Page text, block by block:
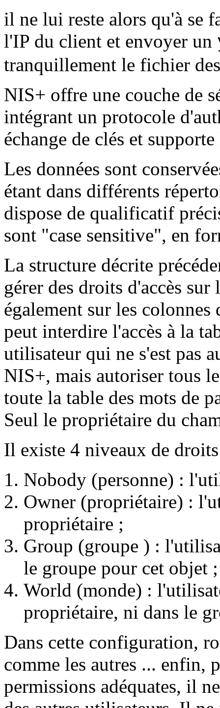
il ne lui reste alors qu'à se
l'IP du client et envoyer un
tranquillement le fichier
NIS+ offre une couche de
intégrant un protocole
échange de clés et
Les données sont
étant dans différents
dispose de qualificatif
sont "case sensitive", en
La structure décrite
gérer des droits d'accès
également sur les
peut interdire l'accès à la
utilisateur qui ne s'est pas
NIS+, mais autoriser tous
toute la table des mots de
Seul le propriétaire du
Il existe 4 niveaux de
Nobody (personne) :
Owner (propriétaire) :
propriétaire ;
Group (groupe ) :
le groupe pour cet objet ;
World (monde) :
propriétaire, ni dans le
Dans cette configuration,
comme les autres ... enfin,
permissions adéquates, il